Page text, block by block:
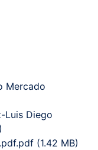
Mercado
Luis Diego
(1.42 MB)